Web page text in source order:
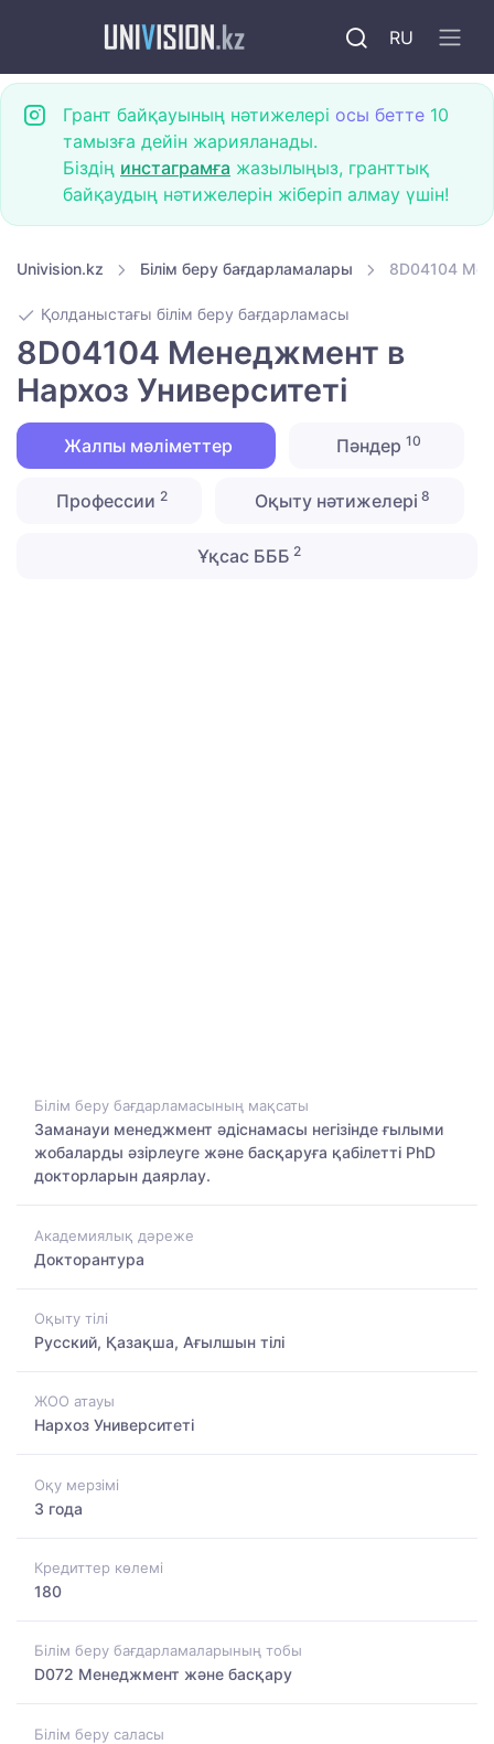
RU
Грант байқауының нәтижелері осы бетте 10
тамызға дейін жарияланады.
Біздің инстаграмға жазылыңыз, гранттық
байқаудың нәтижелерін жіберіп алмау үшін!
Univision.kz Білім беру бағдарламалары 8D04104
Қолданыстағы білім беру бағдарламасы
8D04104 Менеджмент в
Нархоз Университеті
Жалпы мәліметтер Пәндер 10
Профессии 2 Оқыту нәтижелері 8
Ұқсас БББ 2
Білім беру бағдарламасының мақсаты
Заманауи менеджмент әдіснамасы негізінде ғылыми
жобаларды әзірлеуге және басқаруға қабілетті PhD
докторларын даярлау.
Академиялық дәреже
Докторантура
Оқыту тілі
Русский, Қазақша, Ағылшын тілі
ЖОО атауы
Нархоз Университеті
Оқу мерзімі
3 года
Кредиттер көлемі
180
Білім беру бағдарламаларының тобы
D072 Менеджмент және басқару
Білім беру саласы